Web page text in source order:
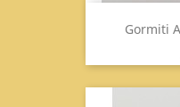
Gormiti